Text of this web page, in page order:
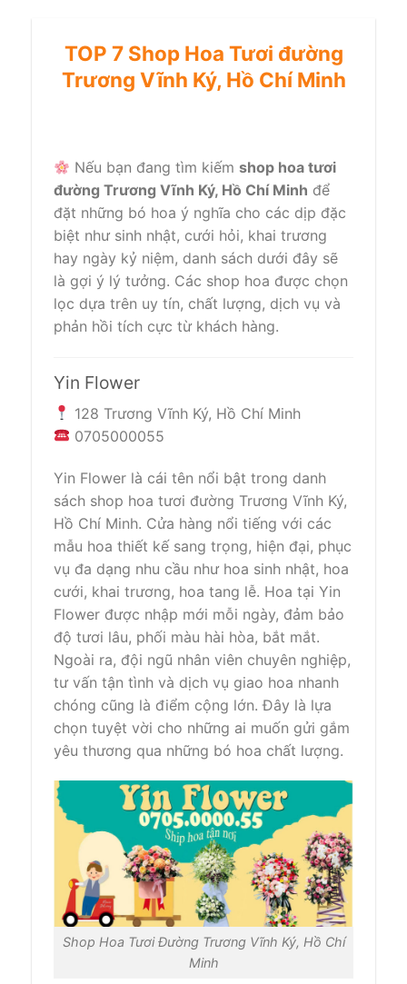
TOP 7 Shop Hoa Tươi đường
Trương Vĩnh Ký, Hồ Chí Minh
Nếu bạn đang tìm kiếmshop hoa tươi
đường Trương Vĩnh Ký, Hồ Chí Minh để
đặt những bó hoa ý nghĩa cho các dịp đặc
biệt như sinh nhật, cưới hỏi, khai trương
hay ngày kỷ niệm, danh sách dưới đây sẽ
là gợi ý lý tưởng. Các shop hoa được chọn
lọc dựa trên uy tín, chất lượng, dịch vụ và
phản hồi tích cực từ khách hàng.
Yin Flower
128 Trương Vĩnh Ký, Hồ Chí Minh
0705000055
Yin Flower là cái tên nổi bật trong danh
sách shop hoa tươi đường Trương Vĩnh Ký,
Hồ Chí Minh. Cửa hàng nổi tiếng với các
mẫu hoa thiết kế sang trọng, hiện đại, phục
vụ đa dạng nhu cầu như hoa sinh nhật, hoa
cưới, khai trương, hoa tang lễ. Hoa tại Yin
Flower được nhập mới mỗi ngày, đảm bảo
độ tươi lâu, phối màu hài hòa, bắt mắt.
Ngoài ra, đội ngũ nhân viên chuyên nghiệp,
tư vấn tận tình và dịch vụ giao hoa nhanh
chóng cũng là điểm cộng lớn. Đây là lựa
chọn tuyệt vời cho những ai muốn gửi gắm
yêu thương qua những bó hoa chất lượng.
Shop Hoa Tươi Đường Trương Vĩnh Ký, Hồ Chí
Minh